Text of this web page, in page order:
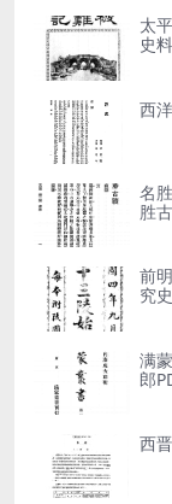
太
史料
西
名
胜
前
究
满
郎
西